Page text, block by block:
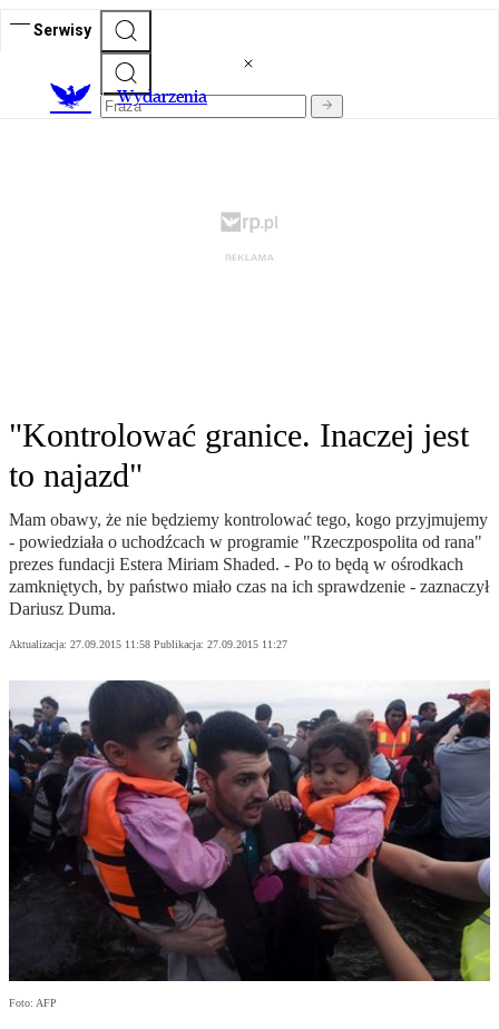
Serwisy
Wydarzenia
"Kontrolować granice. Inaczej jest
to najazd"
Mam obawy, że nie będziemy kontrolować tego, kogo przyjmujemy
- powiedziała o uchodźcach w programie "Rzeczpospolita od rana"
prezes fundacji Estera Miriam Shaded. - Po to będą w ośrodkach
zamkniętych, by państwo miało czas na ich sprawdzenie - zaznaczył
Dariusz Duma.
Aktualizacja: 27.09.2015 11:58 Publikacja: 27.09.2015 11:27
Foto: AFP